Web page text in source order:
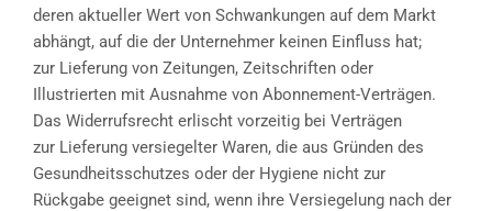
deren aktueller Wert von Schwankungen auf dem Markt
abhängt, auf die der Unternehmer keinen Einfluss hat;
zur Lieferung von Zeitungen, Zeitschriften oder
Illustrierten mit Ausnahme von Abonnement-Verträgen.
Das Widerrufsrecht erlischt vorzeitig bei Verträgen
zur Lieferung versiegelter Waren, die aus Gründen des
Gesundheitsschutzes oder der Hygiene nicht zur
Rückgabe geeignet sind, wenn ihre Versiegelung nach der